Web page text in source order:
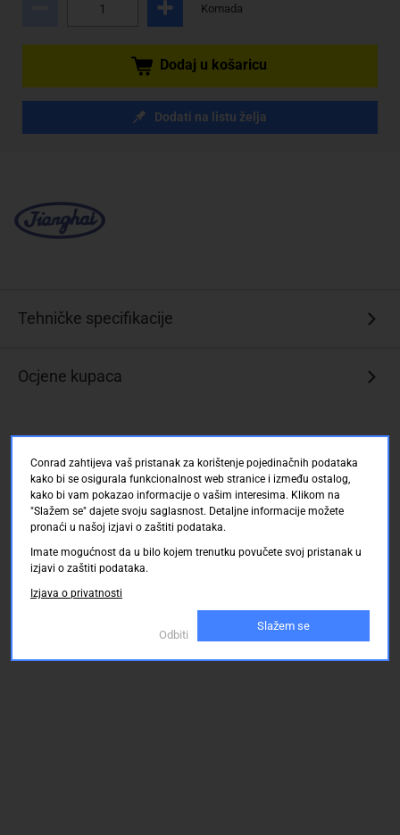
Komada
Dodaj u košaricu
Dodati na listu želja
Tehničke specifikacije
Ocjene kupaca
Conrad zahtijeva vaš pristanak za korištenje pojedinačnih podataka
kako bi se osigurala funkcionalnost web stranice i između ostalog,
kako bi vam pokazao informacije o vašim interesima. Klikom na
"Slažem se" dajete svoju saglasnost. Detaljne informacije možete
pronaći u našoj izjavi o zaštiti podataka.
Imate mogućnost da u bilo kojem trenutku povučete svoj pristanak u
izjavi o zaštiti podataka.
Izjava o privatnosti
Odbiti
Slažem se